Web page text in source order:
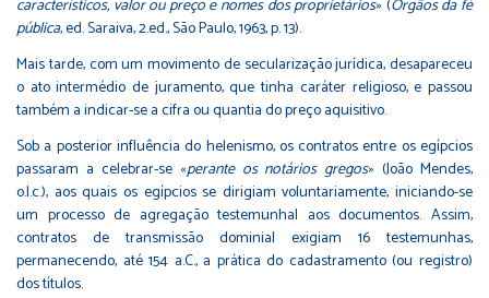
característicos, valor ou preço e nomes dos proprietários» (Órgãos da fé
pública, ed. Saraiva, 2.ed., São Paulo, 1963, p. 13).
Mais tarde, com um movimento de secularização jurídica, desapareceu
o ato intermédio de juramento, que tinha caráter religioso, e passou
também a indicar-se a cifra ou quantia do preço aquisitivo.
Sob a posterior influência do helenismo, os contratos entre os egípcios
passaram a celebrar-se «perante os notários gregos» (João Mendes,
o.l.c.), aos quais os egípcios se dirigiam voluntariamente, iniciando-se
um processo de agregação testemunhal aos documentos. Assim,
contratos de transmissão dominial exigiam 16 testemunhas,
permanecendo, até 154 a.C., a prática do cadastramento (ou registro)
dos títulos.